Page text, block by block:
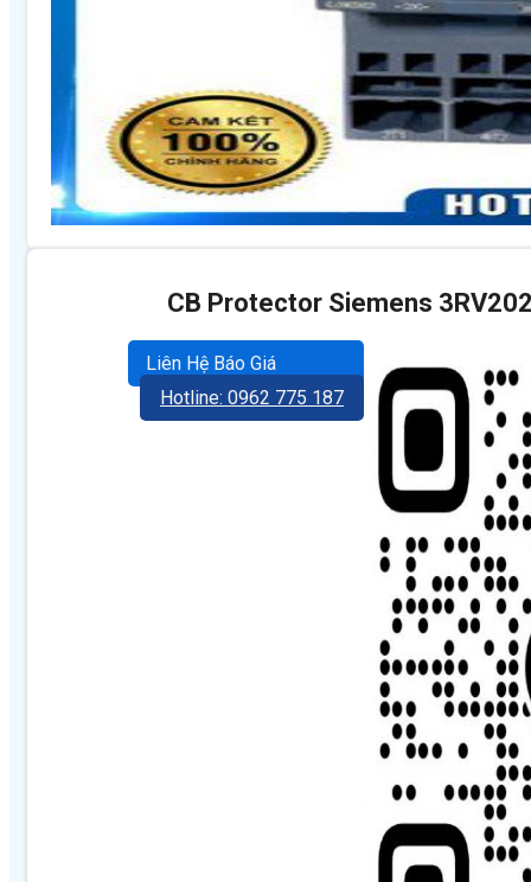
CB Protector Siemens
Liên Hệ Báo Giá
Hotline: 0962 775 187